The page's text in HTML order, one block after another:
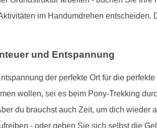
im Handumdrehen entscheiden.
und Entspannung
der perfekte Ort für die
wollen, sei es beim Pony-Trekking
du brauchst auch Zeit, um dich wieder
- oder geben Sie sich selbst die